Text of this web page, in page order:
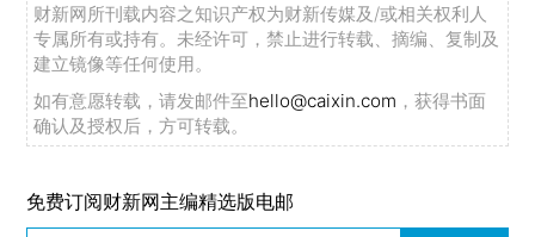
财新网所刊载内容之知识产权为财新传媒及/或相关权利人
专属所有或持有。未经许可，禁止进行转载、摘编、复制及
建立镜像等任何使用。
如有意愿转载，请发邮件至hello@caixin.com ，获得书面
确认及授权后，方可转载。
免费订阅财新网主编精选版电邮